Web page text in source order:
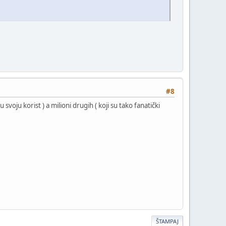
#8
svoju korist ) a milioni drugih ( koji su tako fanatički
ŠTAMPAJ